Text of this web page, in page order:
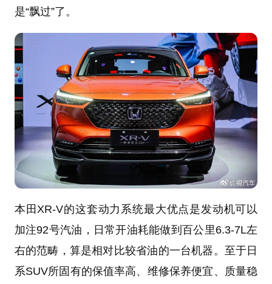
是“飘过”了。
本田XR-V的这套动力系统最大优点是发动机可以
加注92号汽油，日常开油耗能做到百公里6.3-7L左
右的范畴，算是相对比较省油的一台机器。至于日
系SUV所固有的保值率高、维修保养便宜、质量稳